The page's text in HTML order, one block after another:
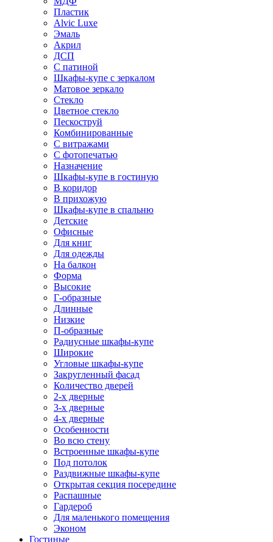
Пластик
Alvic Luxe
Эмаль
Акрил
ДСП
С патиной
Шкафы-купе с зеркалом
Матовое зеркало
Стекло
Цветное стекло
Пескоструй
Комбинированные
С витражами
С фотопечатью
Назначение
Шкафы-купе в гостиную
В коридор
В прихожую
Шкафы-купе в спальню
Детские
Офисные
Для книг
Для одежды
На балкон
Форма
Высокие
Г-образные
Длинные
Низкие
П-образные
Радиусные шкафы-купе
Широкие
Угловые шкафы-купе
Закругленный фасад
Количество дверей
2-х дверные
3-х дверные
4-х дверные
Особенности
Во всю стену
Встроенные шкафы-купе
Под потолок
Раздвижные шкафы-купе
Открытая секция посередине
Распашные
Гардероб
Для маленького помещения
Эконом
Гостиные